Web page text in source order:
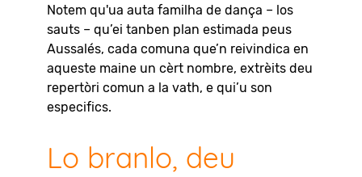
Notem qu'ua auta familha de dança – los
sauts – qu’ei tanben plan estimada peus
Aussalés, cada comuna que’n reivindica en
aqueste maine un cèrt nombre, extrèits deu
repertòri comun a la vath, e qui’u son
especifics.
Lo branlo, deu